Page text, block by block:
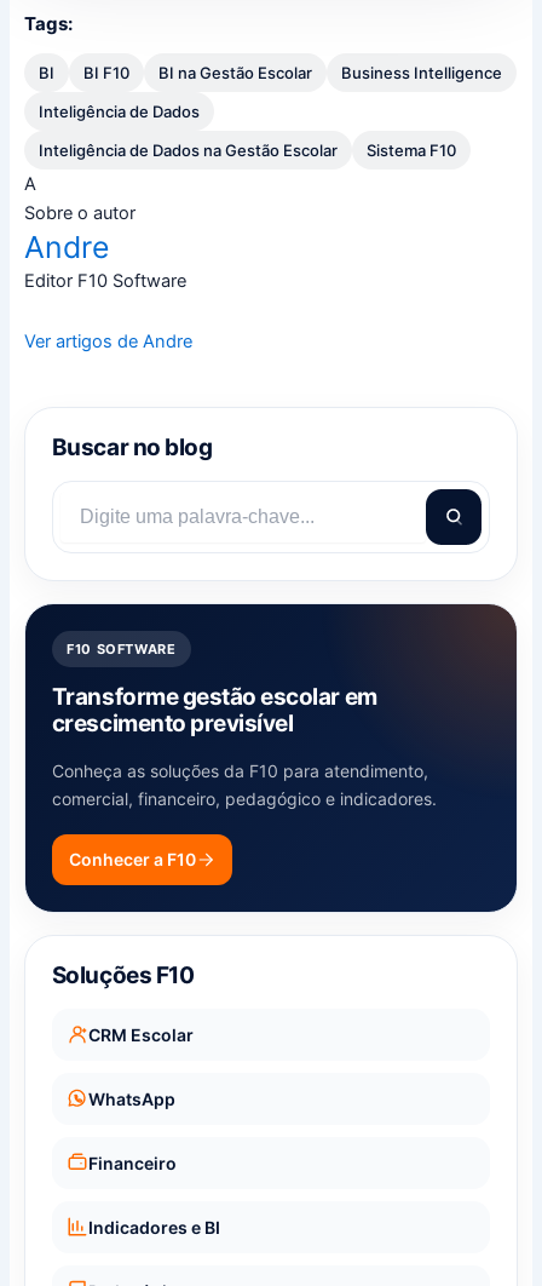
Tags:
BI BI F10 BI na Gestão Escolar
Business Intelligence
Inteligência de Dados
Inteligência de Dados na Gestão Escolar
Sistema F10
A
Sobre o autor
Andre
Editor F10 Software
Ver artigos de Andre
Buscar no blog
F10 SOFTWARE
Transforme gestão escolar em
crescimento previsível
Conheça as soluções da F10 para atendimento,
comercial, financeiro, pedagógico e indicadores.
Conhecer a F10
Soluções F10
CRM Escolar
WhatsApp
Financeiro
Indicadores e BI